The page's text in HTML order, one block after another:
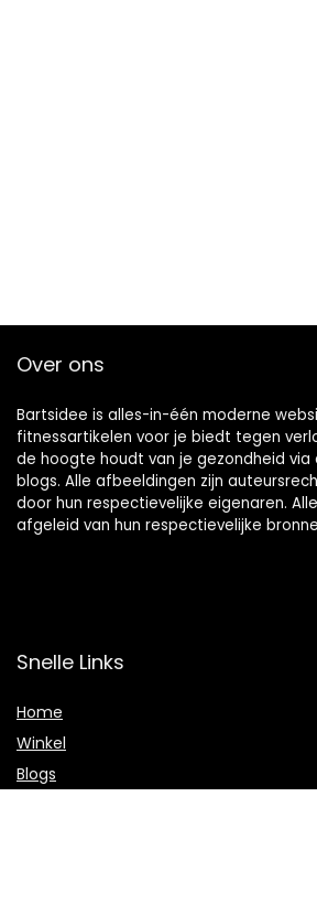
Over ons
Bartsidee is alles-in-één moderne
fitnessartikelen voor je biedt tegen
de hoogte houdt van je gezondheid via
blogs. Alle afbeeldingen zijn
door hun respectievelijke eigenaren.
afgeleid van hun respectievelijke
Snelle Links
Home
Winkel
Blogs